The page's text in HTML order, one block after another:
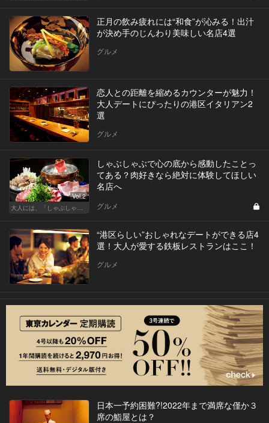
正月の飲み疲れには“和食”が沁みる！出汁
が決め手のじんわり美味しい名店4選
グルメ
恋人との距離を縮めるカウンターが魅力！
大人デートにぴったりの港区イタリアン2
選
グルメ
Vol.2
大人には、「しゃぶしゃぶ」が最近ちょうどいい
しゃぶしゃぶで心の底から感動したことっ
てある？肉好きなら絶対に体験してほしい
名店へ
グルメ
“港区らしい”おしゃれなデートができる店4
選！大人が愛する鉄板レストランはここ！
グルメ
日本一予約困難?!2022年まで満席な僅か３
席の鮨屋とは？